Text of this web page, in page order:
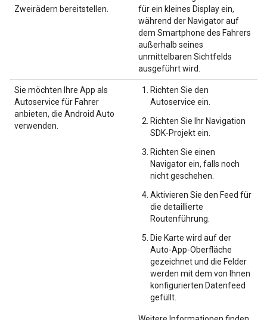
Zweirädern bereitstellen.
für ein kleines Display ein,
während der Navigator auf
dem Smartphone des Fahrers
außerhalb seines
unmittelbaren Sichtfelds
ausgeführt wird.
Sie möchten Ihre App als
Autoservice für Fahrer
anbieten, die Android Auto
verwenden.
Richten Sie den
Autoservice ein.
Richten Sie Ihr Navigation
SDK-Projekt ein.
Richten Sie einen
Navigator ein, falls noch
nicht geschehen.
Aktivieren Sie den Feed für
die detaillierte
Routenführung.
Die Karte wird auf der
Auto-App-Oberfläche
gezeichnet und die Felder
werden mit dem von Ihnen
konfigurierten Datenfeed
gefüllt.